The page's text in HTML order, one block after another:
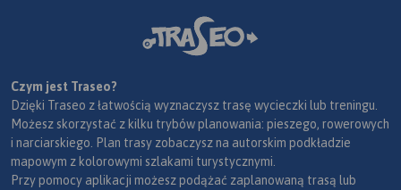
Czym jest Traseo?
Dzięki Traseo z łatwością wyznaczysz trasę wycieczki lub treningu.
Możesz skorzystać z kilku trybów planowania: pieszego, rowerowych
i narciarskiego. Plan trasy zobaczysz na autorskim podkładzie
mapowym z kolorowymi szlakami turystycznymi.
Przy pomocy aplikacji możesz podążać zaplanowaną trasą lub